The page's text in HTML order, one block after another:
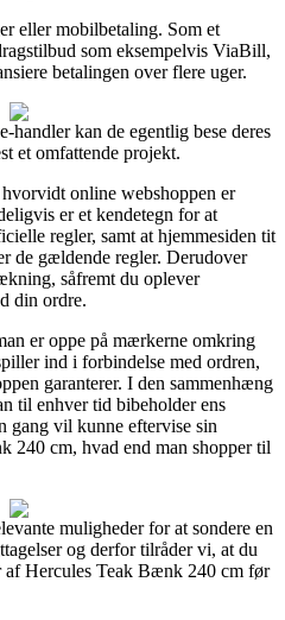
eller mobilbetaling. Som et
som eksempelvis ViaBill,
betalingen over flere uger.
handler kan de egentlig bese deres
et omfattende projekt.
online webshoppen er
er et kendetegn for at
regler, samt at hjemmesiden tit
de gældende regler. Derudover
såfremt du oplever
din ordre.
er oppe på mærkerne omkring
ind i forbindelse med ordren,
garanterer. I den sammenhæng
til enhver tid bibeholder ens
gang vil kunne eftervise sin
240 cm, hvad end man shopper til
muligheder for at sondere en
og derfor tilråder vi, at du
af Hercules Teak Bænk 240 cm før